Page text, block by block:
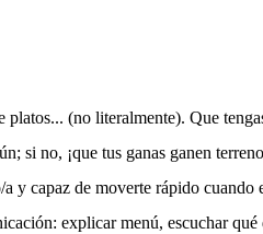
platos... (no literalmente). Que
si no, ¡que tus ganas ganen
y capaz de moverte rápido cuando
explicar menú, escuchar